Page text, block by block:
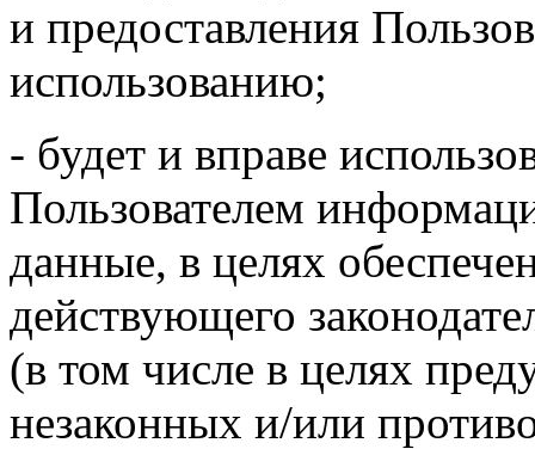
и предоставления
использованию;
- будет и вправе
Пользователем
данные, в целях
действующего
(в том числе в целях
незаконных и/или